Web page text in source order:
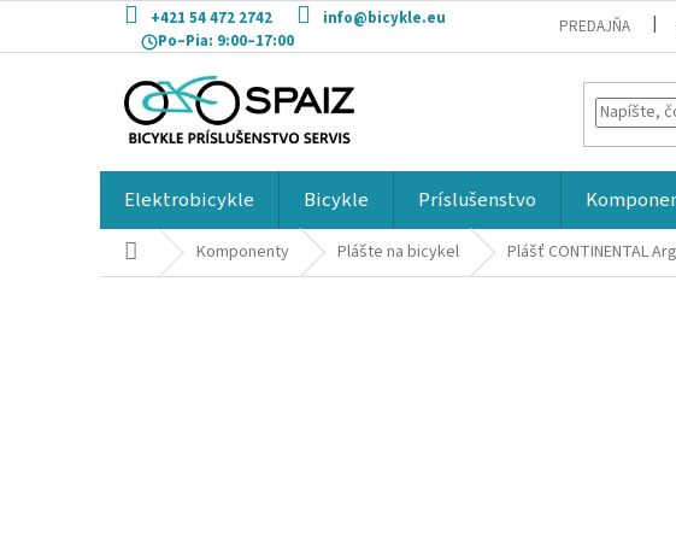
obsah
+421 54 472 2742
info@bicykle.eu
Po–Pia: 9:00–17:00
PREDAJŇA
Elektrobicykle Bicykle Príslušenstvo
DomovKomponenty Plášte na bicykel Plášť CONTINENTAL